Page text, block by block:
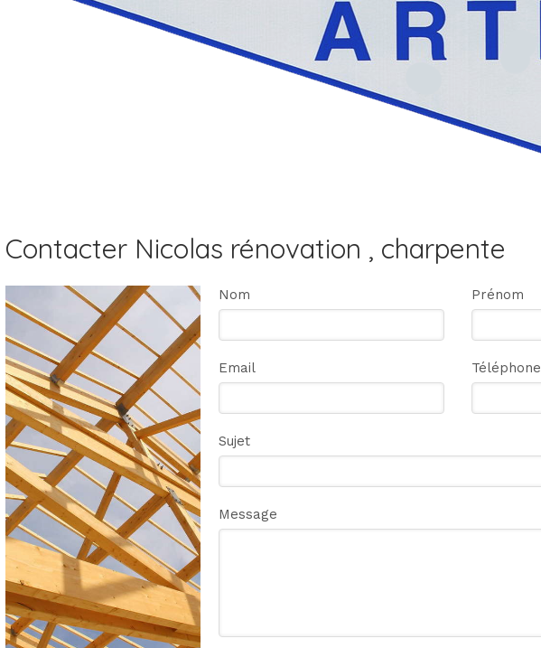
Contacter Nicolas rénovation , charpente
Nom Prénom
Email Téléphone
Sujet
Message